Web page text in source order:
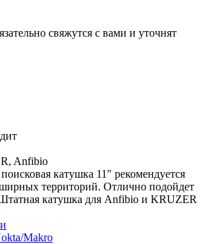
свяжутся с вами и уточнят
Anfibio
катушка 11" рекомендуется
территорий. Отлично подойдет
катушка для Anfibio и KRUZER
Makro